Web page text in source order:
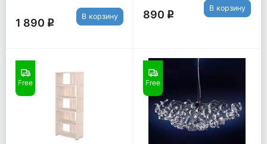
1 890 q
В корзину 890 q
В корзину
Free Free